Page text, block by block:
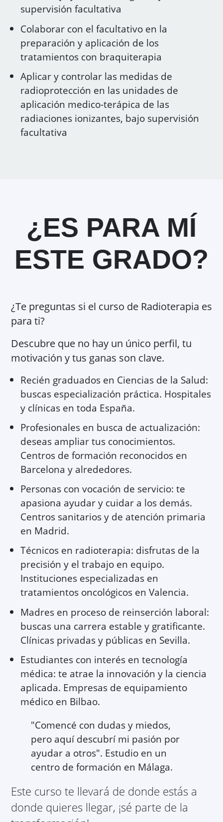
supervisión facultativa
Colaborar con el facultativo en la
preparación y aplicación de los
tratamientos con braquiterapia
Aplicar y controlar las medidas de
radioprotección en las unidades de
aplicación medico-terápica de las
radiaciones ionizantes, bajo supervisión
facultativa
¿ES PARA MÍ
ESTE GRADO?
¿Te preguntas si el curso de Radioterapia es
para ti?
Descubre que no hay un único perfil, tu
motivación y tus ganas son clave.
Recién graduados en Ciencias de la Salud:
buscas especialización práctica. Hospitales
y clínicas en toda España.
Profesionales en busca de actualización:
deseas ampliar tus conocimientos.
Centros de formación reconocidos en
Barcelona y alrededores.
Personas con vocación de servicio: te
apasiona ayudar y cuidar a los demás.
Centros sanitarios y de atención primaria
en Madrid.
Técnicos en radioterapia: disfrutas de la
precisión y el trabajo en equipo.
Instituciones especializadas en
tratamientos oncológicos en Valencia.
Madres en proceso de reinserción laboral:
buscas una carrera estable y gratificante.
Clínicas privadas y públicas en Sevilla.
Estudiantes con interés en tecnología
médica: te atrae la innovación y la ciencia
aplicada. Empresas de equipamiento
médico en Bilbao.
"Comencé con dudas y miedos,
pero aquí descubrí mi pasión por
ayudar a otros". Estudio en un
centro de formación en Málaga.
Este curso te llevará de donde estás a
donde quieres llegar, ¡sé parte de la